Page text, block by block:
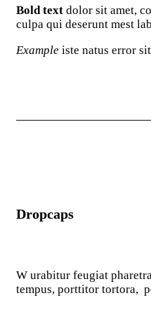
Bold text dolor sit amet,
culpa qui deserunt mest
Example iste natus error
Dropcaps
W urabitur feugiat
tempus, porttitor tortora,